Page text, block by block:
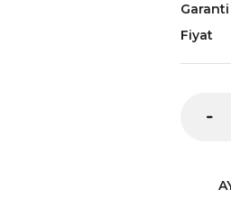
Fiyat